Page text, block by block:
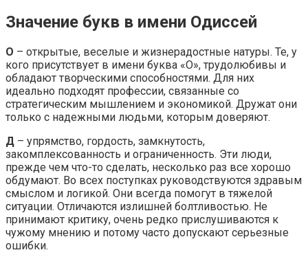
Значение букв в имени Одиссей
О – открытые, веселые и жизнерадостные натуры. Те, у
кого присутствует в имени буква «О», трудолюбивы и
обладают творческими способностями. Для них
идеально подходят профессии, связанные со
стратегическим мышлением и экономикой. Дружат они
только с надежными людьми, которым доверяют.
Д – упрямство, гордость, замкнутость,
закомплексованность и ограниченность. Эти люди,
прежде чем что-то сделать, несколько раз все хорошо
обдумают. Во всех поступках руководствуются здравым
смыслом и логикой. Они всегда помогут в тяжелой
ситуации. Отличаются излишней болтливостью. Не
принимают критику, очень редко прислушиваются к
чужому мнению и потому часто допускают серьезные
ошибки.